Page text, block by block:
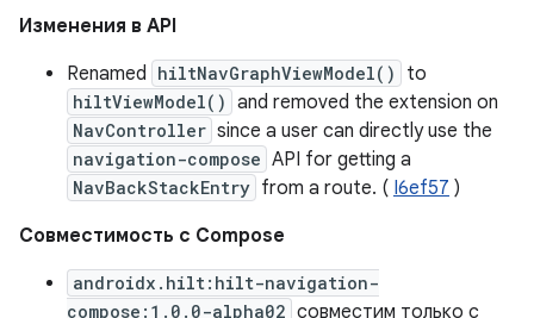
Изменения в API
Renamed hiltNavGraphViewModel() to
hiltViewModel() and removed the extension on
NavController since a user can directly use the
navigation-compose API for getting a
NavBackStackEntry from a route. ( I6ef57 )
Совместимость с Compose
androidx.hilt:hilt-navigation-
compose:1.0.0-alpha02 совместим только с